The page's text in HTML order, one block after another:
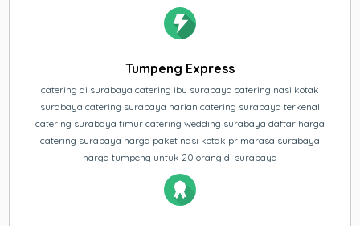
Tumpeng Express
catering di surabaya catering ibu surabaya catering nasi kotak
surabaya catering surabaya harian catering surabaya terkenal
catering surabaya timur catering wedding surabaya daftar harga
catering surabaya harga paket nasi kotak primarasa surabaya
harga tumpeng untuk 20 orang di surabaya